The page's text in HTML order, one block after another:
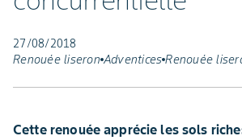
27/08/2018
Renouée liseron Adventices Renouée
Cette renouée apprécie les sols